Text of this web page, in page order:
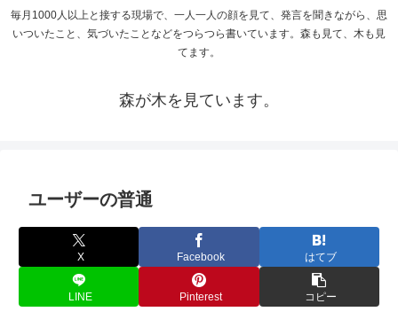
毎月1000人以上と接する現場で、一人一人の顔を見て、発言を聞きながら、思
いついたこと、気づいたことなどをつらつら書いています。森も見て、木も見
てます。
森が木を見ています。
ユーザーの普通
X Facebook はてブ
LINE Pinterest コピー